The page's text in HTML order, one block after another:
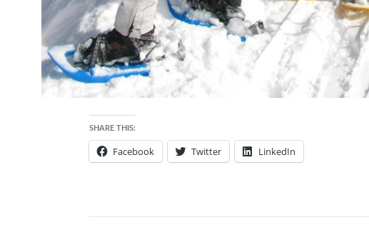
SHARE THIS:
Facebook Twitter LinkedIn